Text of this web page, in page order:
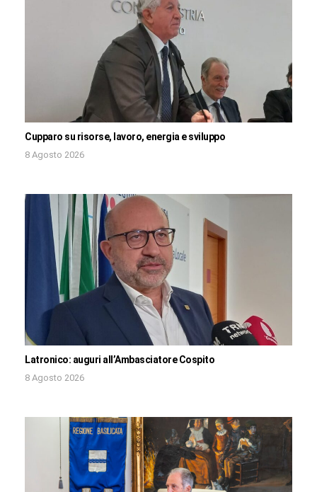
Cupparo su risorse, lavoro, energia e sviluppo
8 Agosto 2026
Latronico: auguri all’Ambasciatore Cospito
8 Agosto 2026